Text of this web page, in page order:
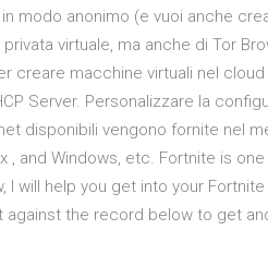
modo anonimo (e vuoi anche
virtuale, ma anche di Tor
creare macchine virtuali nel
Server. Personalizzare la
disponibili vengono fornite nel
, and Windows, etc. Fortnite is
I will help you get into your
the record below to get